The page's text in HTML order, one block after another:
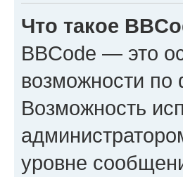
Что такое
BBCode — это
возможности
Возможность
уровне